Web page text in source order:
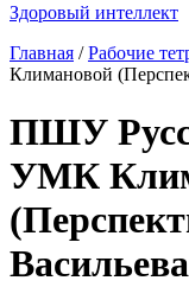
Здоровый интеллект
Главная /Рабочие
Климановой
ПШУ
УМК